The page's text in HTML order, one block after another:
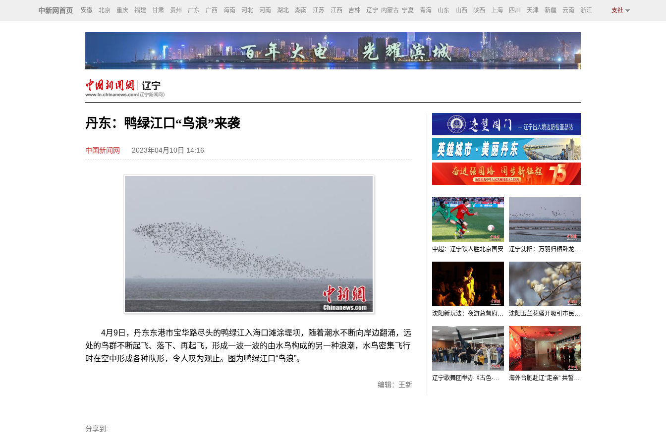
中新网首页 安徽 北京 重庆 福建 甘肃 贵州 广东 广西 海南 河北 河南 湖北 湖南 江苏 江西 吉林 辽宁 内蒙古 宁夏 青海 山东 山西 陕西 上海 四川 天津 新疆 云南 浙江 支社
丹东：鸭绿江口“鸟浪”来袭
中国新闻网 2023年04月10日 14:16
4月9日，丹东东港市宝华路尽头的鸭绿江入海口滩涂堤坝，随着潮水不断向岸边翻涌，远
处的鸟群不断起飞、落下、再起飞，形成一波一波的由水鸟构成的另一种浪潮，水鸟密集飞行
时在空中形成各种队形，令人叹为观止。图为鸭绿江口“鸟浪”。
编辑：王新
分享到:
中超：辽宁铁人胜北京国安 辽宁沈阳：万羽归栖卧龙湖看群鸟齐飞
沈阳新玩法：夜游总督府，当一回“赴宴者” 沈阳玉兰花盛开吸引市民打卡
辽宁歌舞团举办《古色·国宝辽宁》排练开放日活动 海外台胞赴辽“走亲” 共誓“和平初心”